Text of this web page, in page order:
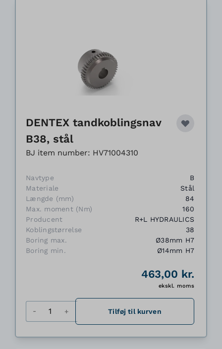
DENTEX tandkoblingsnav
B38, stål
BJ item number: HV71004310
Navtype
B
Materiale
Stål
Længde (mm)
84
Max. moment (Nm)
160
Producent
R+L HYDRAULICS
Koblingstørrelse
38
Boring max.
Ø38mm H7
Boring min.
Ø14mm H7
463,00 kr.
ekskl. moms
Tilføj til kurven